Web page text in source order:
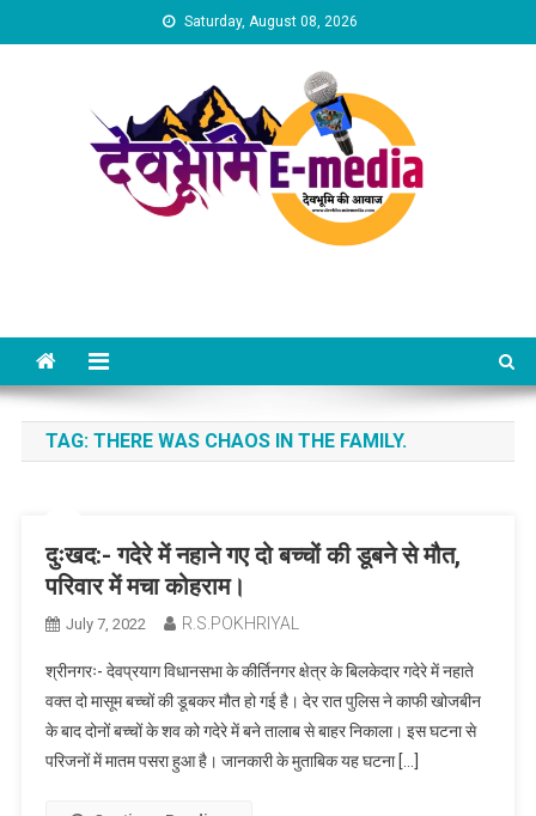
to
Saturday, August 08, 2026
TAG: THERE WAS CHAOS IN THE FAMILY.
दुःखद:- गदेरे में नहाने गए दो बच्चों की डूबने से मौत,
परिवार में मचा कोहराम।
July 7, 2022 R.S.POKHRIYAL
श्रीनगरः- देवप्रयाग विधानसभा के कीर्तिनगर क्षेत्र के बिलकेदार गदेरे में नहाते
वक्त दो मासूम बच्चों की डूबकर मौत हो गई है। देर रात पुलिस ने काफी खोजबीन
के बाद दोनों बच्चों के शव को गदेरे में बने तालाब से बाहर निकाला। इस घटना से
परिजनों में मातम पसरा हुआ है। जानकारी के मुताबिक यह घटना […]